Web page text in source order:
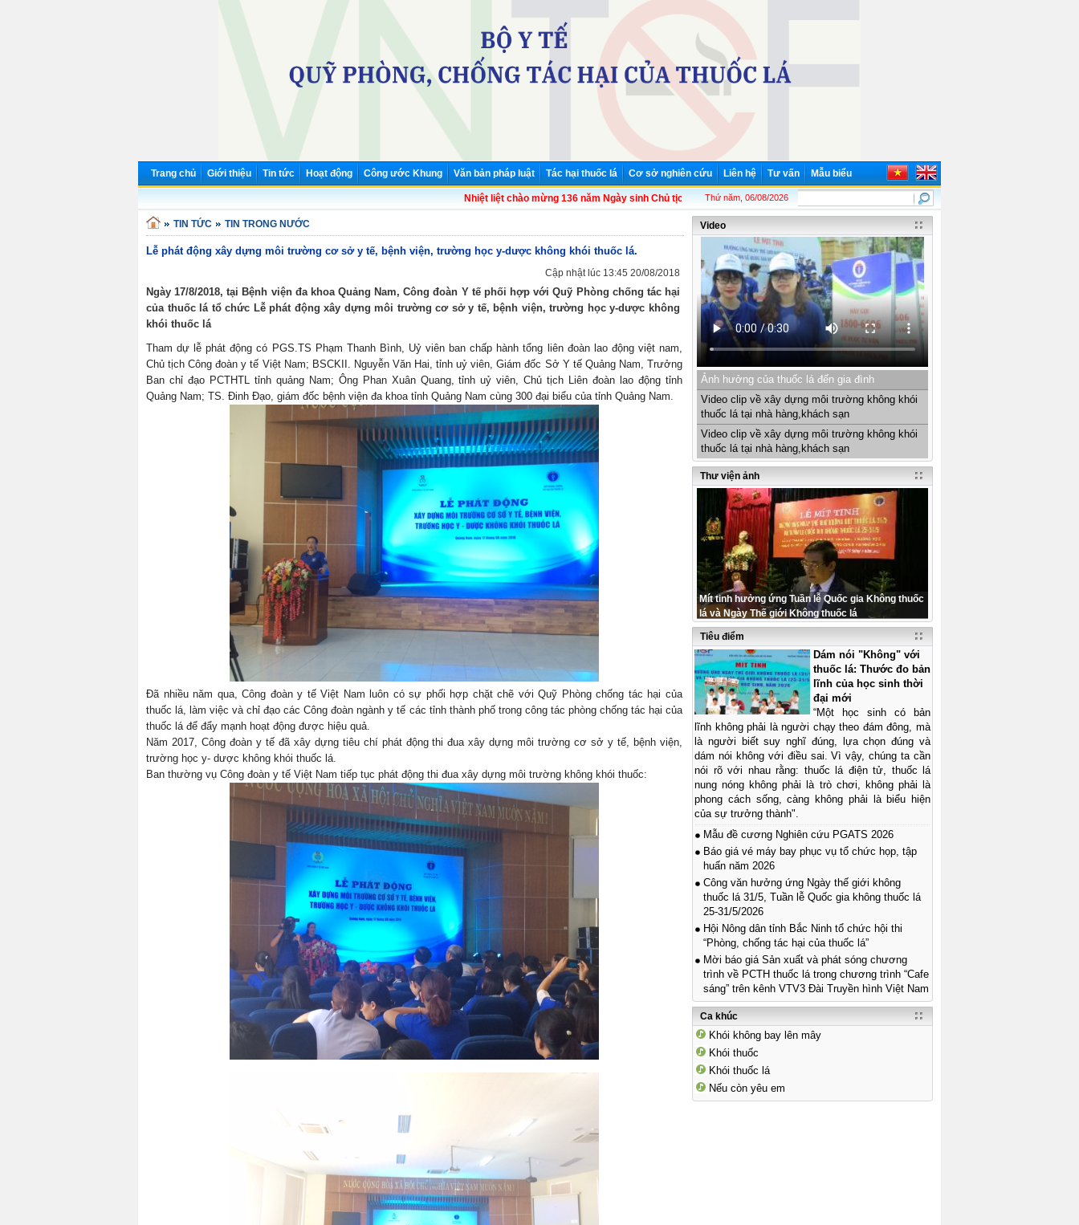
Trang chủ Giới thiệu Tin tức Hoạt động Công ước Khung Văn bản pháp luật Tác hại thuốc lá Cơ sở nghiên cứu Liên hệ Tư vấn Mẫu biểu
Nhiệt liệt chào mừng 136 năm Ngày sinh Chủ tịch Hồ Chí Minh (19/5/1890 - 19/5/2026)! Chủ tịch Hồ Chí Minh - Lãnh tụ thiên tài của Đảng và
Thứ năm, 06/08/2026
TIN TỨC TIN TRONG NƯỚC
Lễ phát động xây dựng môi trường cơ sở y tế, bệnh viện, trường học y-dược không khói thuốc lá.
Cập nhật lúc 13:45 20/08/2018
Ngày 17/8/2018, tại Bệnh viện đa khoa Quảng Nam, Công đoàn Y tế phối hợp với Quỹ Phòng chống tác hại
của thuốc lá tổ chức Lễ phát động xây dựng môi trường cơ sở y tế, bệnh viện, trường học y-dược không
khói thuốc lá
Tham dự lễ phát động có PGS.TS Phạm Thanh Bình, Uỷ viên ban chấp hành tổng liên đoàn lao động việt nam,
Chủ tịch Công đoàn y tế Việt Nam; BSCKII. Nguyễn Văn Hai, tỉnh uỷ viên, Giám đốc Sở Y tế Quảng Nam, Trưởng
Ban chỉ đạo PCTHTL tỉnh quảng Nam; Ông Phan Xuân Quang, tỉnh uỷ viên, Chủ tịch Liên đoàn lao động tỉnh
Quảng Nam; TS. Đinh Đạo, giám đốc bệnh viện đa khoa tỉnh Quảng Nam cùng 300 đại biểu của tỉnh Quảng Nam.
Đã nhiều năm qua, Công đoàn y tế Việt Nam luôn có sự phối hợp chặt chẽ với Quỹ Phòng chống tác hại của
thuốc lá, làm việc và chỉ đạo các Công đoàn ngành y tế các tỉnh thành phố trong công tác phòng chống tác hại của
thuốc lá để đẩy mạnh hoạt động được hiệu quả.
Năm 2017, Công đoàn y tế đã xây dựng tiêu chí phát động thi đua xây dựng môi trường cơ sở y tế, bệnh viện,
trường học y- dược không khói thuốc lá.
Ban thường vụ Công đoàn y tế Việt Nam tiếp tục phát động thi đua xây dựng môi trường không khói thuốc:
Video
Ảnh hưởng của thuốc lá đến gia đình
Video clip về xây dựng môi trường không khói
thuốc lá tại nhà hàng,khách sạn
Video clip về xây dựng môi trường không khói
thuốc lá tại nhà hàng,khách sạn
Thư viện ảnh
Mít tinh hưởng ứng Tuần lễ Quốc gia Không thuốc
lá và Ngày Thế giới Không thuốc lá
Tiêu điểm
Dám nói "Không" với
thuốc lá: Thước đo bản
lĩnh của học sinh thời
đại mới
“Một học sinh có bản
lĩnh không phải là người chạy theo đám đông, mà
là người biết suy nghĩ đúng, lựa chọn đúng và
dám nói không với điều sai. Vì vậy, chúng ta cần
nói rõ với nhau rằng: thuốc lá điện tử, thuốc lá
nung nóng không phải là trò chơi, không phải là
phong cách sống, càng không phải là biểu hiện
của sự trưởng thành".
Mẫu đề cương Nghiên cứu PGATS 2026
Báo giá vé máy bay phục vụ tổ chức họp, tập
huấn năm 2026
Công văn hưởng ứng Ngày thế giới không
thuốc lá 31/5, Tuần lễ Quốc gia không thuốc lá
25-31/5/2026
Hội Nông dân tỉnh Bắc Ninh tổ chức hội thi
“Phòng, chống tác hại của thuốc lá”
Mời báo giá Sản xuất và phát sóng chương
trình về PCTH thuốc lá trong chương trình “Cafe
sáng” trên kênh VTV3 Đài Truyền hình Việt Nam
Ca khúc
Khói không bay lên mây
Khói thuốc
Khói thuốc lá
Nếu còn yêu em